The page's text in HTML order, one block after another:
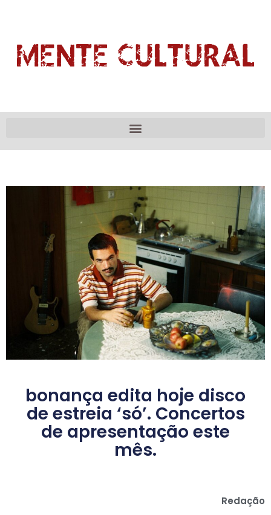
bonança edita hoje disco
de estreia ‘só’. Concertos
de apresentação este
mês.
Redação